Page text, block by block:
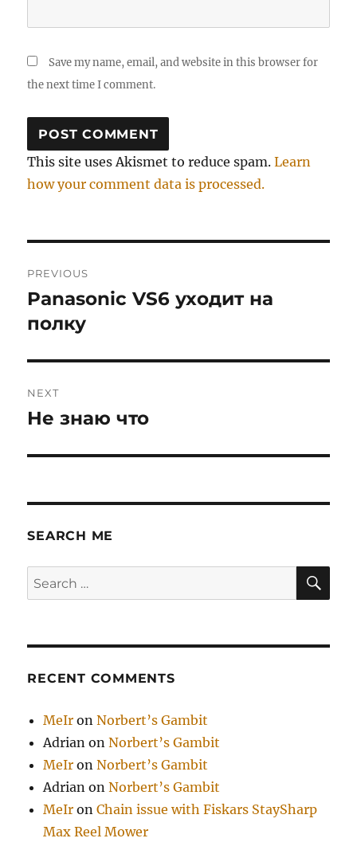
Save my name, email, and website in this browser for
the next time I comment.
This site uses Akismet to reduce spam.Learn
how your comment data is processed.
navigation
PREVIOUS
Previous
post:
Panasonic VS6 уходит на
полку
NEXT
Next
Не знаю что
SEARCH ME
Search
for:
RECENT COMMENTS
MeIr onNorbert’s Gambit
Adrian onNorbert’s Gambit
MeIr onNorbert’s Gambit
Adrian onNorbert’s Gambit
MeIr onChain issue with Fiskars StaySharp
Max Reel Mower